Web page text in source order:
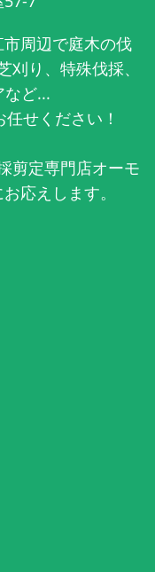
周辺で庭木の伐
り、特殊伐採、
など...
せください！
剪定専門店オーモ
応えします。